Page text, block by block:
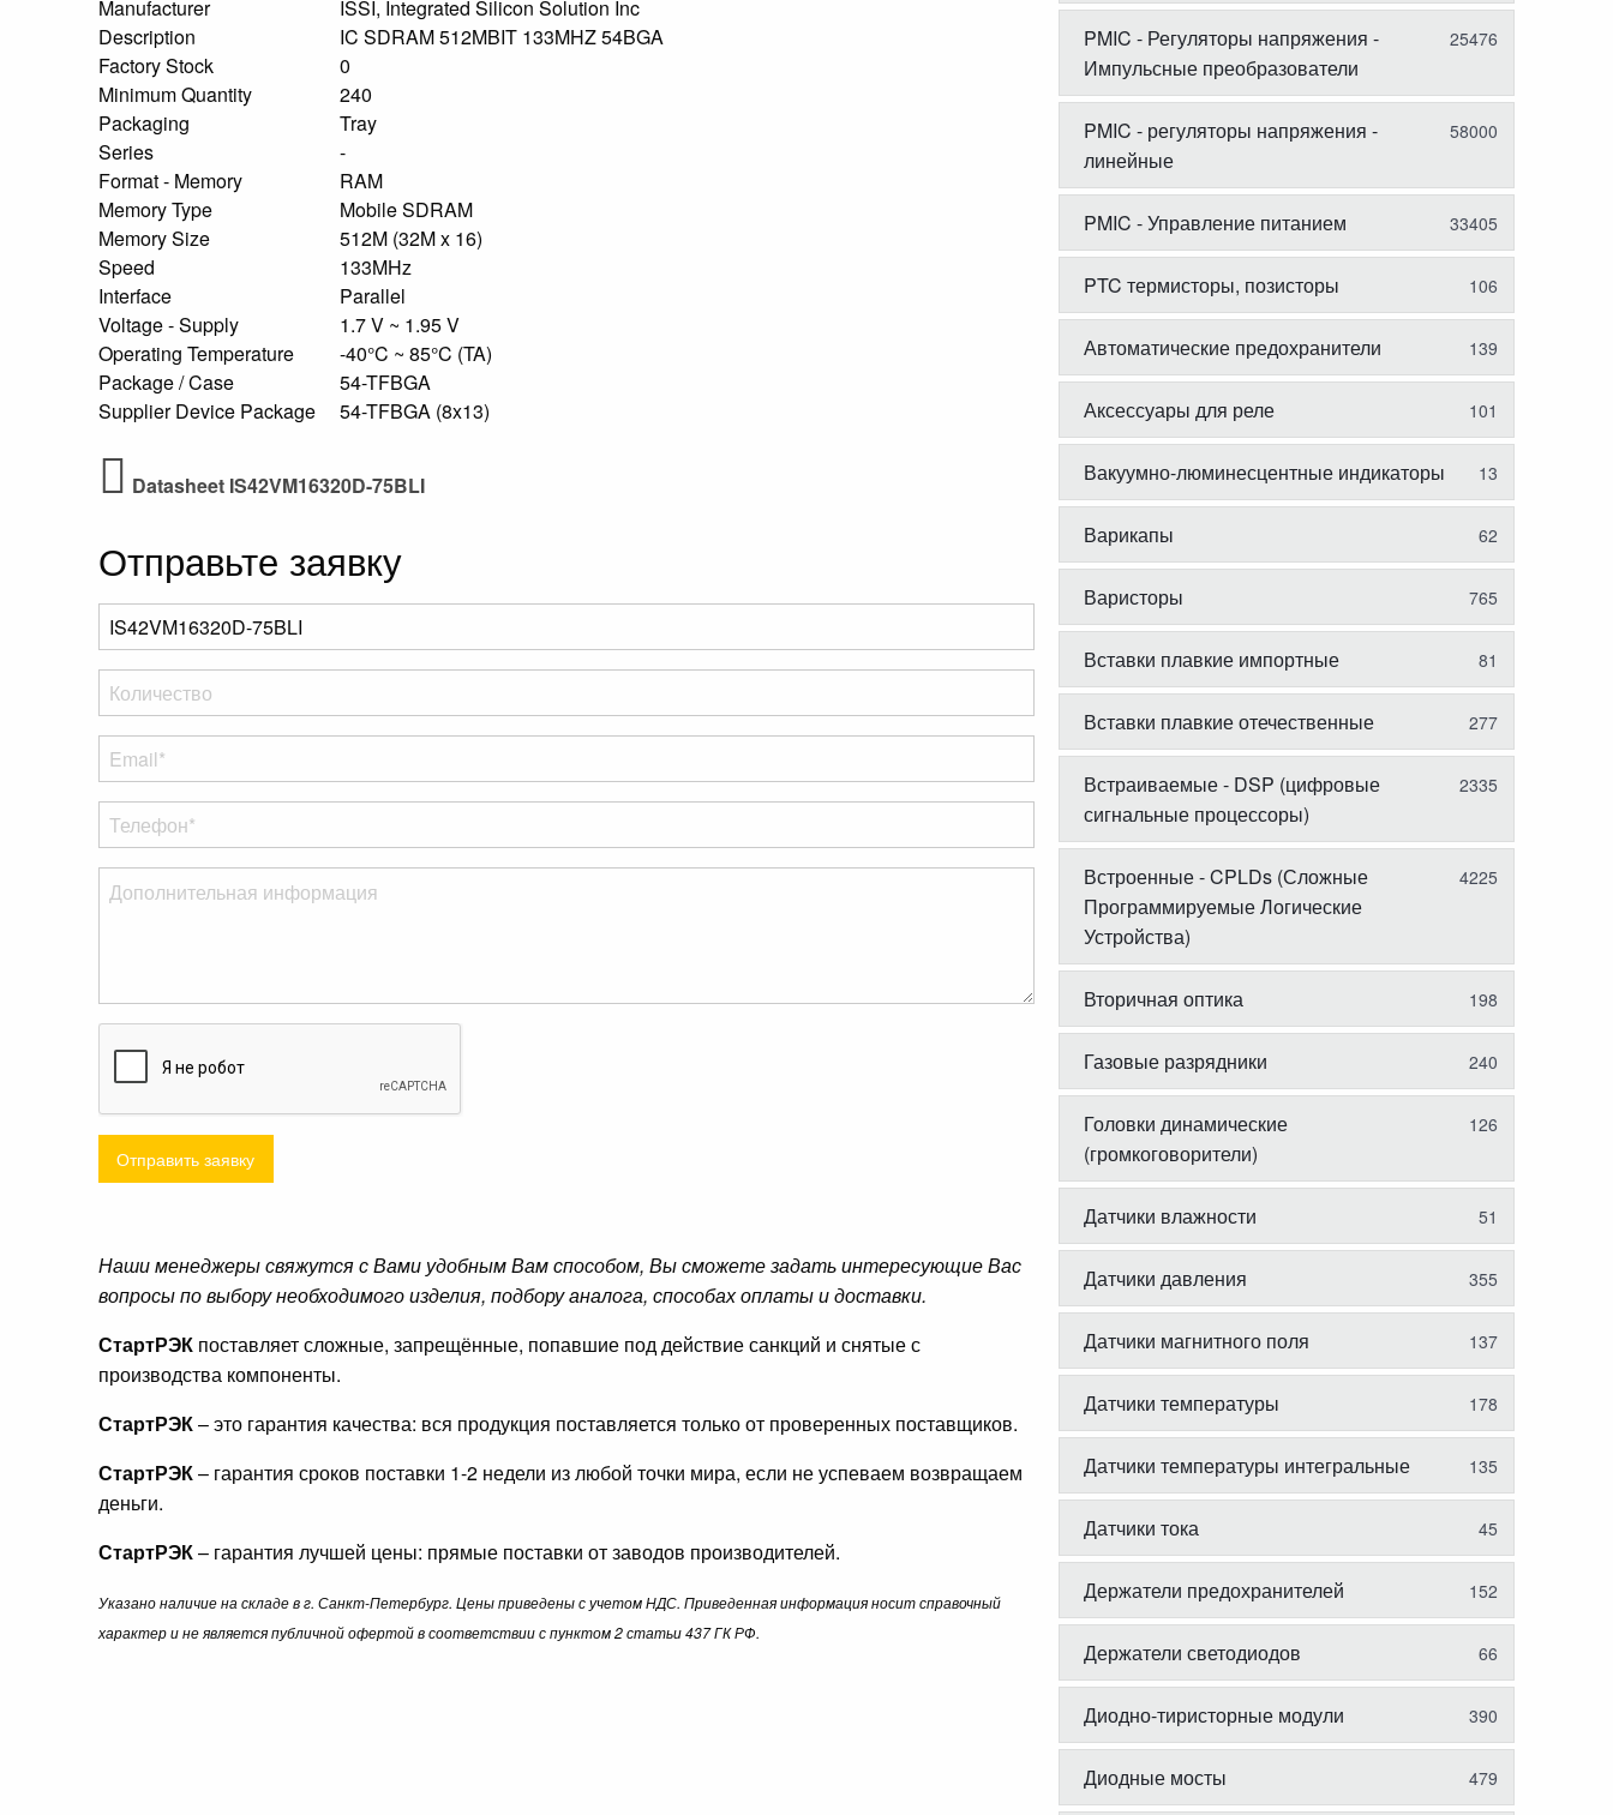
Manufacturer
ISSI, Integrated Silicon Solution Inc
Description
IC SDRAM 512MBIT 133MHZ 54BGA
Factory Stock
0
Minimum Quantity
240
Packaging
Tray
Series
-
Format - Memory
RAM
Memory Type
Mobile SDRAM
Memory Size
512M (32M x 16)
Speed
133MHz
Interface
Parallel
Voltage - Supply
1.7 V ~ 1.95 V
Operating Temperature
-40°C ~ 85°C (TA)
Package / Case
54-TFBGA
Supplier Device Package
54-TFBGA (8x13)
Datasheet IS42VM16320D-75BLI
Отправьте заявку
Отправить заявку
Наши менеджеры свяжутся с Вами удобным Вам способом, Вы сможете задать интересующие Вас
вопросы по выбору необходимого изделия, подбору аналога, способах оплаты и доставки.
СтартРЭК поставляет сложные, запрещённые, попавшие под действие санкций и снятые с
производства компоненты.
СтартРЭК– это гарантия качества: вся продукция поставляется только от проверенных поставщиков.
СтартРЭК– гарантия сроков поставки 1-2 недели из любой точки мира, если не успеваем возвращаем
деньги.
СтартРЭК– гарантия лучшей цены: прямые поставки от заводов производителей.
Указано наличие на складе в г. Санкт-Петербург. Цены приведены с учетом НДС. Приведенная информация носит справочный
характер и не является публичной офертой в соответствии с пунктом 2 статьи 437 ГК РФ.
PMIC - Регуляторы напряжения -
Импульсные преобразователи
25476
PMIC - регуляторы напряжения -
линейные
58000
PMIC - Управление питанием 33405
PTC термисторы, позисторы 106
Автоматические предохранители 139
Аксессуары для реле 101
Вакуумно-люминесцентные индикаторы 13
Варикапы 62
Варисторы 765
Вставки плавкие импортные 81
Вставки плавкие отечественные 277
Встраиваемые - DSP (цифровые
сигнальные процессоры)
2335
Встроенные - CPLDs (Сложные
Программируемые Логические
Устройства)
4225
Вторичная оптика 198
Газовые разрядники 240
Головки динамические
(громкоговорители)
126
Датчики влажности 51
Датчики давления 355
Датчики магнитного поля 137
Датчики температуры 178
Датчики температуры интегральные 135
Датчики тока 45
Держатели предохранителей 152
Держатели светодиодов 66
Диодно-тиристорные модули 390
Диодные мосты 479